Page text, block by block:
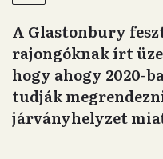
A Glastonbury
rajongóknak írt
hogy ahogy 2020-
tudják
járványhelyzet